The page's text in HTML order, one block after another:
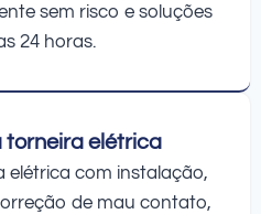
sem risco e soluções
24 horas.
torneira elétrica
elétrica com instalação,
de mau contato,